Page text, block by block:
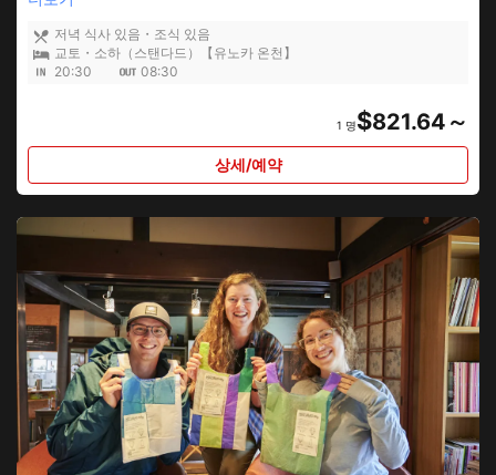
・전통산업이 남아있는 성하마을 주변에서 남염색, 주조, 간장양조를
접할 수 있다
저녁 식사 있음・조식 있음
교토・소하（스탠다드）【유노카 온천】
20:30
08:30
1 명$821.64～
상세/예약